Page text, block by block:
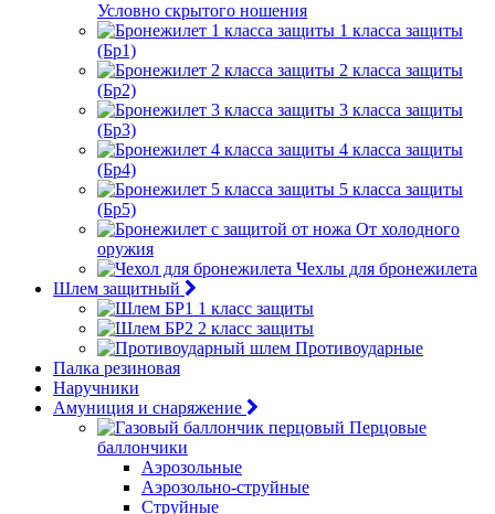
Условно скрытого ношения
1 класса защиты
(Бр1)
2 класса защиты
(Бр2)
3 класса защиты
(Бр3)
4 класса защиты
(Бр4)
5 класса защиты
(Бр5)
От холодного
оружия
Чехлы для бронежилета
Шлем защитный
1 класс защиты
2 класс защиты
Противоударные
Палка резиновая
Наручники
Амуниция и снаряжение
Перцовые
баллончики
Аэрозольные
Аэрозольно-струйные
Струйные